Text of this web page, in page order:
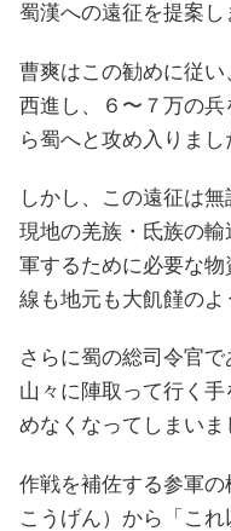
蜀漢への遠征を提案し
曹爽はこの勧めに従
西進し、６〜７万の
ら蜀へと攻め入りまし
しかし、この遠征は
現地の羌族・氐族の
軍するために必要な
線も地元も大飢饉のよ
さらに蜀の総司令官
山々に陣取って行く
めなくなってしまいま
作戦を補佐する参軍
こうげん）から「こ